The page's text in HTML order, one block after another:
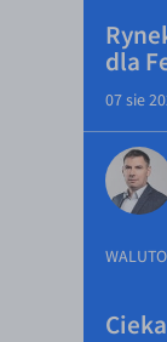
GBP/USD
USD/CHF
dla
07 sie